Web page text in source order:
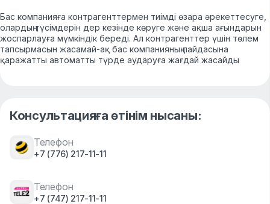
Бас компанияға контрагенттермен тиімді өзара әрекеттесуге,
олардың түсімдерін дер кезінде көруге және ақша ағындарын
жоспарлауға мүмкіндік береді. Ал контрагенттер үшін төлем
тапсырмасын жасамай-ақ бас компанияның пайдасына
қаражатты автоматты түрде аударуға жағдай жасайды
Консультацияға өтінім нысаны:
Телефон
+7 (776) 217-11-11
Телефон
+7 (747) 217-11-11